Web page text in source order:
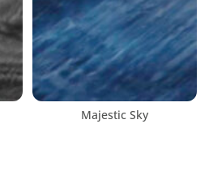
Majestic Sky